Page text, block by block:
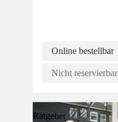
Online bestellbar
Nicht reservierbar
Ratgeber